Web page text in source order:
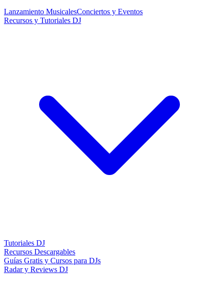
Lanzamiento MusicalesConciertos y Eventos
Recursos y Tutoriales DJ
Tutoriales DJ
Recursos Descargables
Guías Gratis y Cursos para DJs
Radar y Reviews DJ